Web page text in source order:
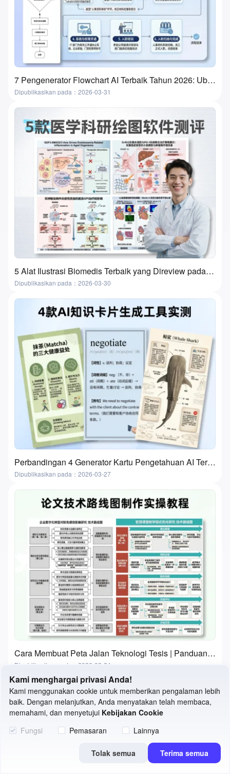
7 Pengenerator Flowchart AI Terbaik Tahun 2026: Ubah Ide Menjadi Flowchart dalam Beberapa Menit
Dipublikasikan pada：2026-03-31
5 Alat Ilustrasi Biomedis Terbaik yang Direview pada 2026 | Fitur, Kasus Penggunaan & Cara Memilih
Dipublikasikan pada：2026-03-30
Perbandingan 4 Generator Kartu Pengetahuan AI Terbaik | Flashcard dan Kartu Belajar
Dipublikasikan pada：2026-03-27
Cara Membuat Peta Jalan Teknologi Tesis | Panduan Praktis 3 Langkah dengan Alat Gratis
Dipublikasikan pada：2026-03-24
Kami menghargai privasi Anda!
Kami menggunakan cookie untuk memberikan pengalaman lebih
baik. Dengan melanjutkan, Anda menyatakan telah membaca,
memahami, dan menyetujui Kebijakan Cookie
Fungsi
Pemasaran Lainnya
Tolak semua Terima semua